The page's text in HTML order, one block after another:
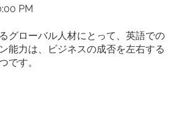
PM
グローバル人材にとって、英語での
能力は、ビジネスの成否を左右する
です。